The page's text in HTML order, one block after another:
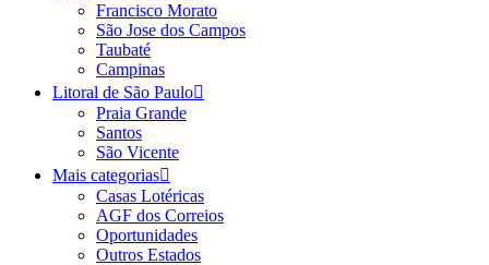
Francisco Morato
São Jose dos Campos
Taubaté
Campinas
Litoral de São Paulo
Praia Grande
Santos
São Vicente
Mais categorias
Casas Lotéricas
AGF dos Correios
Oportunidades
Outros Estados